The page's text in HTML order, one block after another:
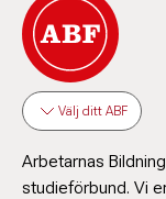
Välj ditt ABF
Arbetarnas
studieförbund. Vi